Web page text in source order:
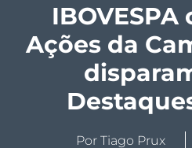
IBOVESPA
Ações da
Por Tiago Prux